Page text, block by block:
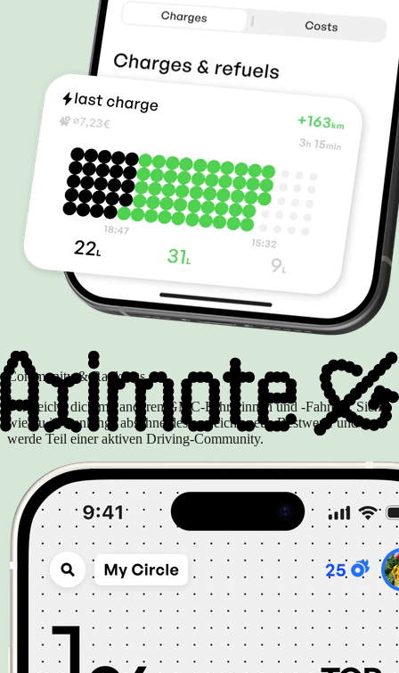
Community & Rankings
Vergleiche dich mit anderen GMC-Fahrerinnen und -Fahrern. Sieh,
wie du in Rankings abschneidest, erreiche neue Bestwerte und
werde Teil einer aktiven Driving-Community.